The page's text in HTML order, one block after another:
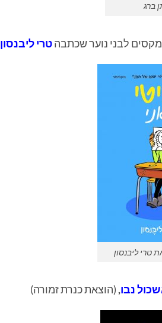
ברג
מקסים לבני נוער שכתבהטרי ליבנסון
טרי ליבנסון
נבו,(הוצאת כנרת זמורה)